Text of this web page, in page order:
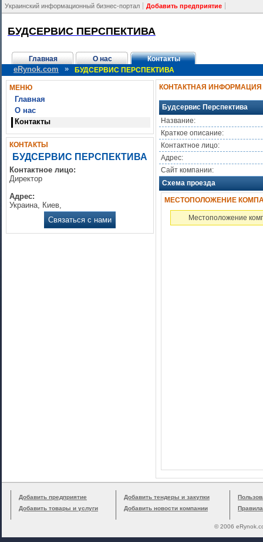
Украинский информационный бизнес-портал Добавить предприятие
БУДСЕРВИС ПЕРСПЕКТИВА
Главная О нас Контакты
eRynok.com » БУДСЕРВИС ПЕРСПЕКТИВА
МЕНЮ
Главная
О нас
Контакты
КОНТАКТЫ
БУДСЕРВИС ПЕРСПЕКТИВА
Контактное лицо:
Директор
Адрес:
Украина, Киев,
Связаться с нами
КОНТАКТНАЯ ИНФОРМАЦИЯ
Будсервис Перспектива
Название:
Краткое описание:
Контактное лицо:
Адрес:
Сайт компании:
Схема проезда
МЕСТОПОЛОЖЕНИЕ
Местоположение
Добавить предприятие
Добавить товары и услуги
Добавить тендеры и закупки
Добавить новости компании
© 2006